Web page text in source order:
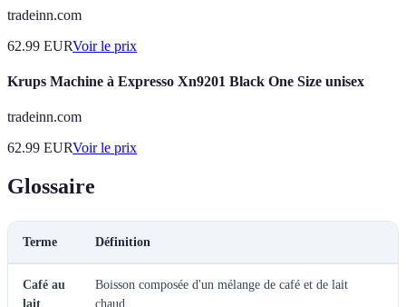
tradeinn.com
62.99 EURVoir le prix
Krups Machine à Expresso Xn9201 Black One Size unisex
tradeinn.com
62.99 EURVoir le prix
Glossaire
Terme Définition
Café au
lait
Boisson composée d'un mélange de café et de lait
chaud.